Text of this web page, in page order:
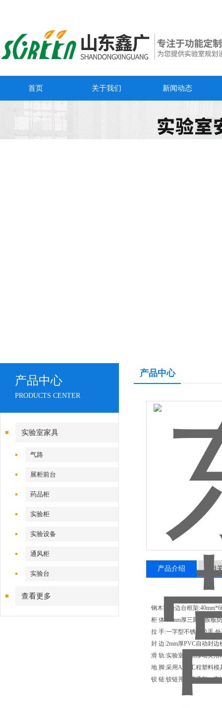
首页 关于我们 新闻动态
产品中心
PRODUCTS CENTER
实验室家具
气路
展柜前台
药品柜
实验柜
实验设备
通风柜
实验台
查看更多
产品中心
产品介绍 相
钢木实验边台框架
柜 体:18mm厚三聚氰胺板
拉 手:一字型不锈钢拉手.
封 边:2mm厚PVC自动封
滑 轨:实验室滑轨移动灵
地 脚:采用ABS工程塑料
铰 链:铰链开关度柔和、